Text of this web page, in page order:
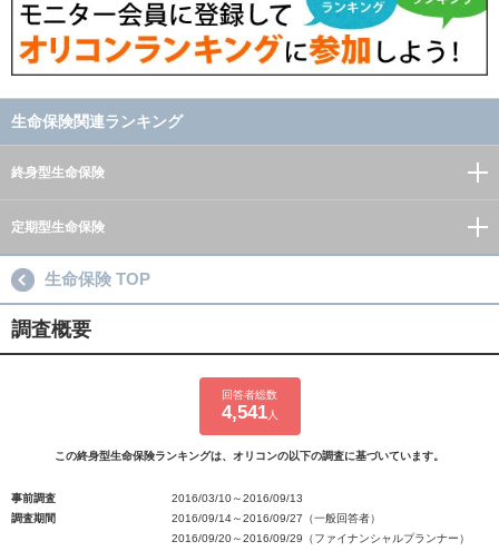
生命保険関連ランキング
終身型生命保険
定期型生命保険
生命保険 TOP
調査概要
回答者総数
4,541人
この終身型生命保険ランキングは、オリコンの以下の調査に基づいています。
事前調査
2016/03/10～2016/09/13
調査期間
2016/09/14～2016/09/27（一般回答者）
2016/09/20～2016/09/29（ファイナンシャルプランナー）